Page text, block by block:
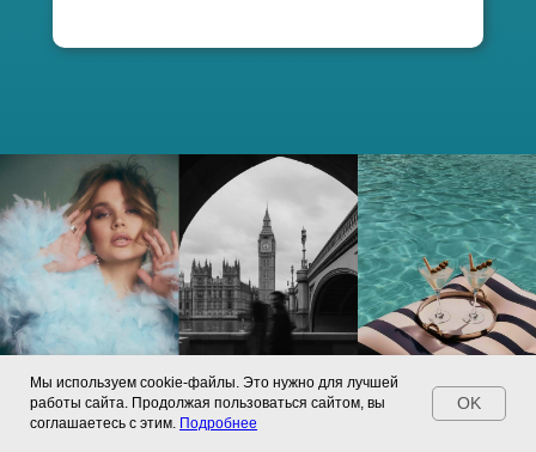
Мы используем cookie-файлы. Это нужно для лучшей
работы сайта. Продолжая пользоваться сайтом, вы
соглашаетесь с этим. Подробнее
OK